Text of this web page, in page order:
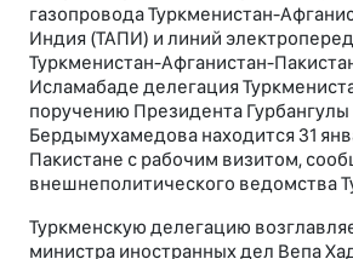
газопровода Туркменистан-
Индия (ТАПИ) и линий
Туркменистан-Афганистан-
Исламабаде делегация
поручению Президента Гурбангулы
Бердымухамедова находится 31
Пакистане с рабочим визитом,
внешнеполитического ведомства
Туркменскую делегацию
министра иностранных дел Вепа